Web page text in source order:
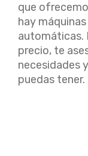
que
hay
automáticas.
precio, te
necesidades
puedas tener.